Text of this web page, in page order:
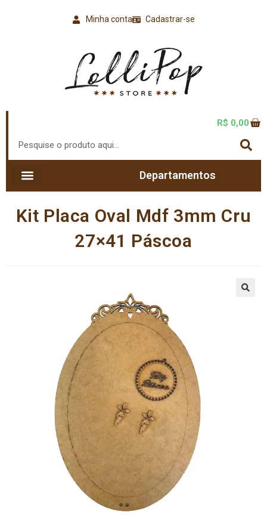
Cadastrar-se
Minha conta
R$ 0,00
Departamentos
Kit Placa Oval Mdf 3mm Cru
27×41 Páscoa